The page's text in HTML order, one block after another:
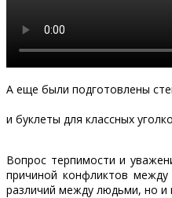
А еще были подготовлены
и буклеты для классных
Вопрос терпимости и
причиной конфликтов
различий между людьми, но и